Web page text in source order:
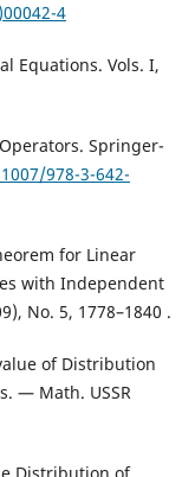
4
Equations. Vols. I,
Springer-
978-3-642-
for Linear
with Independent
No. 5, 1778–1840 .
of Distribution
— Math. USSR